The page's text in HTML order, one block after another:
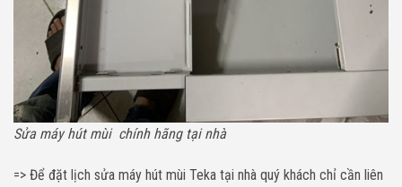
Sửa máy hút mùi chính hãng tại nhà
=> Để đặt lịch sửa máy hút mùi Teka tại nhà quý khách chỉ cần liên